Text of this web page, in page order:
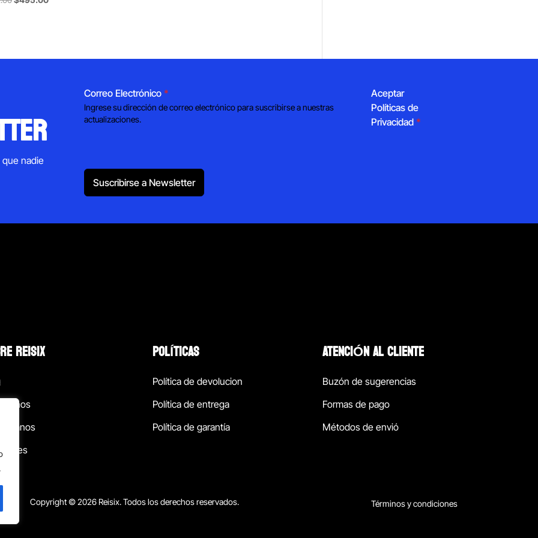
nadie
Correo Electrónico *
Ingrese su dirección de correo electrónico para suscribirse a nuestras
actualizaciones.
Aceptar
Políticas de
Privacidad *
Suscribirse a Newsletter
REISIX POLÍTICAS
Política de devolucion
Política de entrega
Política de garantía
ATENCIÓN AL CLIENTE
Buzón de sugerencias
Formas de pago
Métodos de envió
Copyright © 2026 Reisix. Todos los derechos reservados. Términos y condiciones